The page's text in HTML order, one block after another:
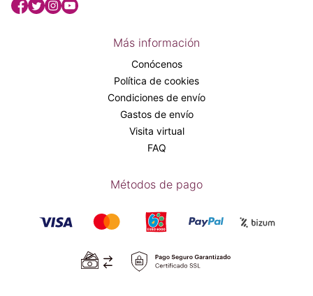
Más información
Conócenos
Política de cookies
Condiciones de envío
Gastos de envío
Visita virtual
FAQ
Métodos de pago